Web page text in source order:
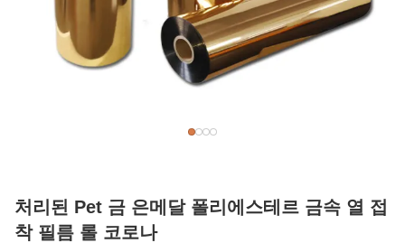
처리된 Pet 금 은메달 폴리에스테르 금속 열 접
착 필름 롤 코로나